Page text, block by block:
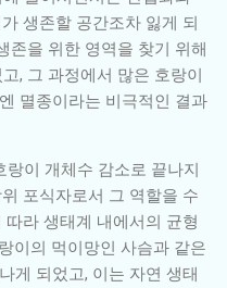
생존할 공간조차 잃게 되
존을 위한 영역을 찾기 위해
, 그 과정에서 많은 호랑이
멸종이라는 비극적인 결과
이 개체수 감소로 끝나지
포식자로서 그 역할을 수
라 생태계 내에서의 균형
이의 먹이망인 사슴과 같은
게 되었고, 이는 자연 생태